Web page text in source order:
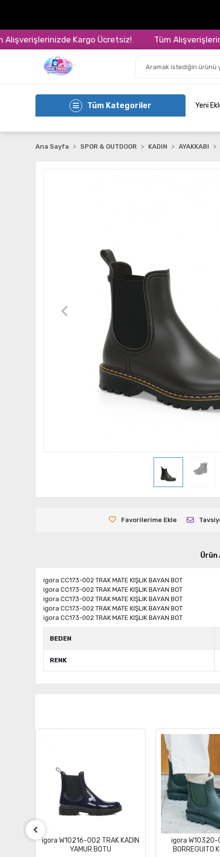
Kargo Ücretsiz! Tüm
Tüm Kategoriler Yeni
Ana Sayfa SPOR & OUTDOOR KADIN AYAKKABI
Favorilerime Ekle
Ürün
igora CC173-002 TRAK MATE KIŞLIK BAYAN BOT
igora CC173-002 TRAK MATE KIŞLIK BAYAN BOT
igora CC173-002 TRAK MATE KIŞLIK BAYAN BOT
igora CC173-002 TRAK MATE KIŞLIK BAYAN BOT
igora CC173-002 TRAK MATE KIŞLIK BAYAN BOT
BEDEN
RENK
igora W10216-002 TRAK KADIN
YAMUR BOTU
igora W10320-
BORREGUITO